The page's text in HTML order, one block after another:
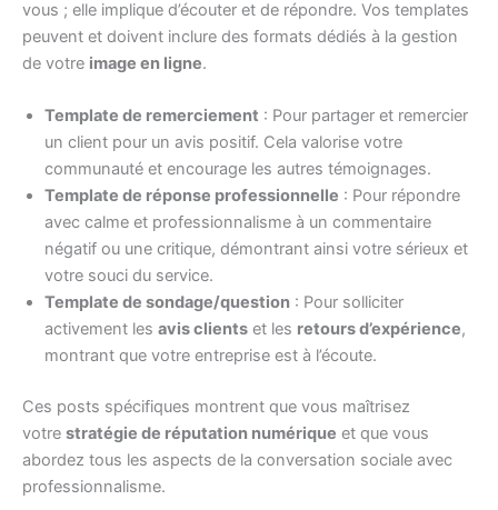
vous ; elle implique d’écouter et de répondre. Vos templates
peuvent et doivent inclure des formats dédiés à la gestion
de votre image en ligne.
Template de remerciement : Pour partager et remercier
un client pour un avis positif. Cela valorise votre
communauté et encourage les autres témoignages.
Template de réponse professionnelle : Pour répondre
avec calme et professionnalisme à un commentaire
négatif ou une critique, démontrant ainsi votre sérieux et
votre souci du service.
Template de sondage/question : Pour solliciter
activement les avis clients et les retours d’expérience,
montrant que votre entreprise est à l’écoute.
Ces posts spécifiques montrent que vous maîtrisez
votre stratégie de réputation numérique et que vous
abordez tous les aspects de la conversation sociale avec
professionnalisme.